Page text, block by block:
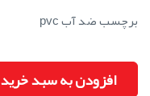
برچسب ضد آب pvc
افزودن به سبد خرید